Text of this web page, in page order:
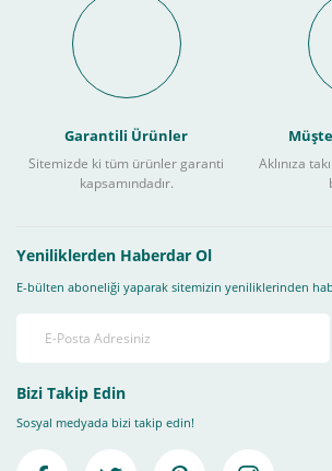
Garantili Ürünler
Sitemizde ki tüm ürünler garanti
kapsamındadır.
Aklınıza
Yeniliklerden Haberdar Ol
E-bülten aboneliği yaparak sitemizin yeniliklerinden
Bizi Takip Edin
Sosyal medyada bizi takip edin!